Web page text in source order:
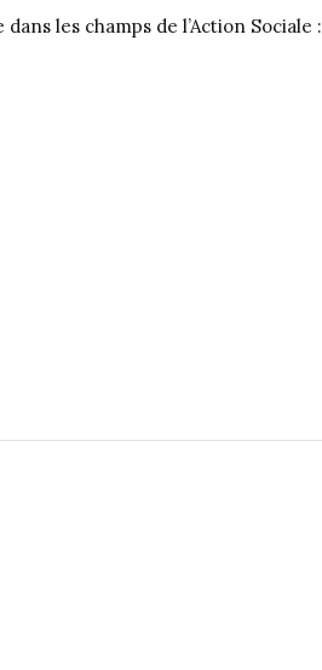
les champs de l’Action Sociale :